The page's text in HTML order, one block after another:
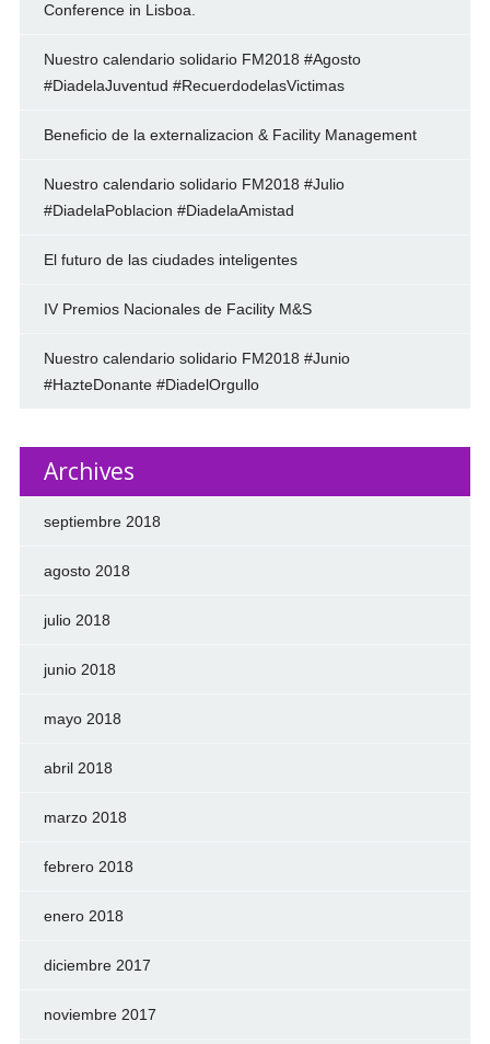
Conference in Lisboa.
Nuestro calendario solidario FM2018 #Agosto
#DiadelaJuventud #RecuerdodelasVictimas
Beneficio de la externalizacion & Facility Management
Nuestro calendario solidario FM2018 #Julio
#DiadelaPoblacion #DiadelaAmistad
El futuro de las ciudades inteligentes
IV Premios Nacionales de Facility M&S
Nuestro calendario solidario FM2018 #Junio
#HazteDonante #DiadelOrgullo
Archives
septiembre 2018
agosto 2018
julio 2018
junio 2018
mayo 2018
abril 2018
marzo 2018
febrero 2018
enero 2018
diciembre 2017
noviembre 2017